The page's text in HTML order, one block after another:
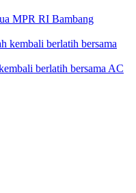
MPR RI Bambang
berlatih bersama AC